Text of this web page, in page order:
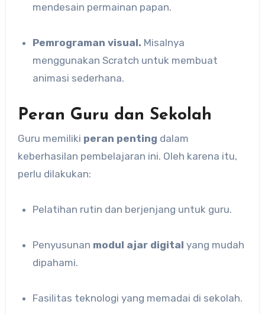
mendesain permainan papan.
Pemrograman visual. Misalnya
menggunakan Scratch untuk membuat
animasi sederhana.
Peran Guru dan Sekolah
Guru memiliki peran penting dalam
keberhasilan pembelajaran ini. Oleh karena itu,
perlu dilakukan:
Pelatihan rutin dan berjenjang untuk guru.
Penyusunan modul ajar digital yang mudah
dipahami.
Fasilitas teknologi yang memadai di sekolah.